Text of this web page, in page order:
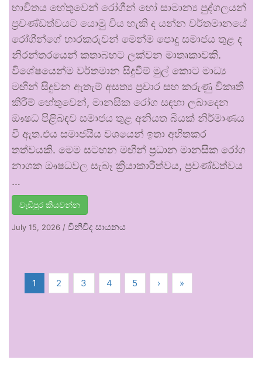
භාවිතය හේතුවෙන් රෝගීන් හෝ සාමාන්‍ය පුද්ගලයන්
ප්‍රචණ්ඩත්වයට යොමු විය හැකි ද යන්න වර්තමානයේ
රෝගීන්ගේ භාරකරුවන් මෙන්ම පොදු සමාජය තුළ ද
නිරන්තරයෙන් කතාබහට ලක්වන මාතෘකාවකි.
විශේෂයෙන්ම වර්තමාන සිදුවීම් මුල් කොට මාධ්‍ය
මඟින් සිදුවන ඇතැම් අසත්‍ය ප්‍රචාර සහ කරුණු විකෘති
කිරීම් හේතුවෙන්, මානසික රෝග සඳහා ලබාදෙන
ඖෂධ පිළිබඳව සමාජය තුළ අනියත බියක් නිර්මාණය
වී ඇත.එය සමාජයීය වශයෙන් ඉතා අහිතකර
තත්වයකි. මෙම සටහන මඟින් ප්‍රධාන මානසික රෝග
නාශක ඖෂධවල සැබෑ ක්‍රියාකාරීත්වය, ප්‍රචණ්ඩත්වය
…
වැඩිපුර කියවන්න
July 15, 2026 / විනිවිද සායනය
1 2 3 4 5 › »